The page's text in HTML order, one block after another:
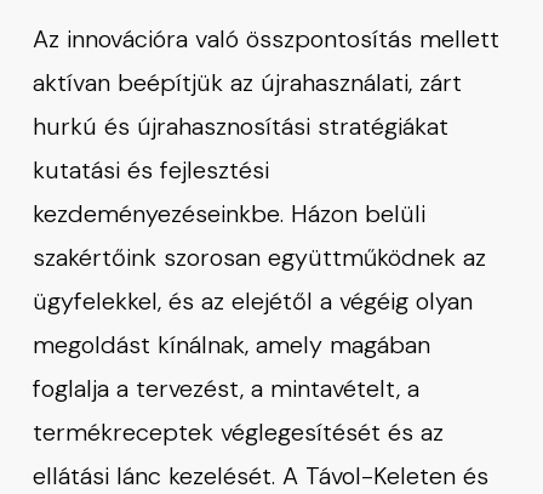
Az innovációra való összpontosítás mellett
aktívan beépítjük az újrahasználati, zárt
hurkú és újrahasznosítási stratégiákat
kutatási és fejlesztési
kezdeményezéseinkbe. Házon belüli
szakértőink szorosan együttműködnek az
ügyfelekkel, és az elejétől a végéig olyan
megoldást kínálnak, amely magában
foglalja a tervezést, a mintavételt, a
termékreceptek véglegesítését és az
ellátási lánc kezelését. A Távol-Keleten és